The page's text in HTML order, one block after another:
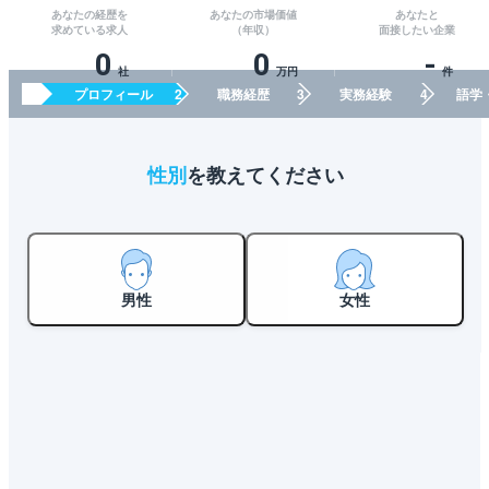
あなたの経歴を
求めている求人
0 社
あなたの市場価値
（年収）
0 万円
あなたと
面接したい企業
- 件
プロフィール 職務経歴 実務経験 語学
性別を教えてください
男性 女性